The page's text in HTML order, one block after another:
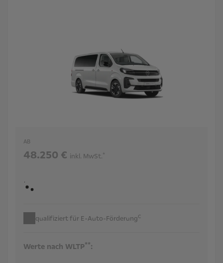
AB
48.250 € inkl. MwSt.*
qualifiziert für E-Auto-Förderungc
Werte nach WLTP**: